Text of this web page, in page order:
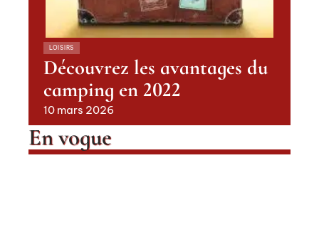
LOISIRS
Découvrez les avantages du
camping en 2022
10 mars 2026
En vogue